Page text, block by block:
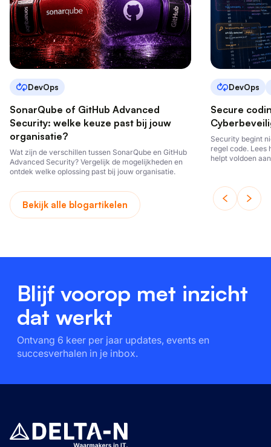
DevOps
SonarQube of GitHub Advanced
Security: welke keuze past bij jouw
organisatie?
Wat zijn de verschillen tussen SonarQube en GitHub
Advanced Security? Vergelijk de mogelijkheden en
ontdek welke oplossing past bij jouw organisatie.
DevOps
Secure
Security begint
regel code. Lees
helpt voldoen
Bekijk alle blogartikelen
Blijf voorop met inzicht
dat werkt
Ontvang 6 keer per jaar updates, events en
succesverhalen in je inbox.